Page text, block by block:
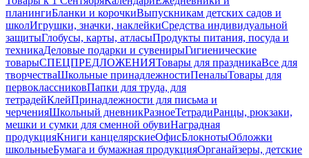
планингиБланки и корочкиВыпускникам детских садов и
школИгрушки, значки, наклейкиСредства индивидуальной
защитыГлобусы, карты, атласыПродукты питания, посуда и
техникаДеловые подарки и сувенирыГигиенические
товарыСПЕЦПРЕДЛОЖЕНИЯТовары для праздникаВсе для
творчестваШкольные принадлежностиПеналыТовары для
первоклассниковПапки для труда, для
тетрадейКлейПринадлежности для письма и
черченияШкольный дневникРазноеТетрадиРанцы, рюкзаки,
мешки и сумки для сменной обувиНаградная
продукцияКниги канцелярскиеОфисБлокнотыОбложки
школьныеБумага и бумажная продукцияОрганайзеры, детские